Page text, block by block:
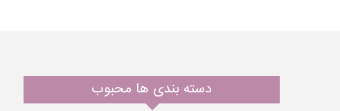
دسته بندی ها محبوب